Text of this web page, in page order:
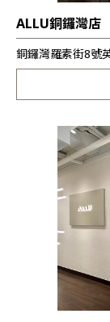
ALLU銅鑼灣店
銅鑼灣羅素街8號